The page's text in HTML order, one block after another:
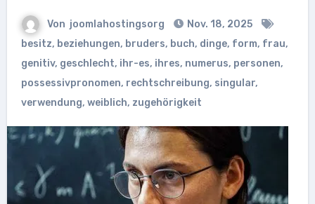
Von joomlahostingsorg
Nov. 18, 2025
besitz, beziehungen, bruders, buch, dinge, form, frau,
genitiv, geschlecht, ihr-es, ihres, numerus, personen,
possessivpronomen, rechtschreibung, singular,
verwendung, weiblich, zugehörigkeit